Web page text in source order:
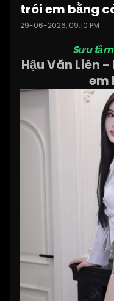
trói em bằng
29-06-2026, 09:10 PM
Sưu
Hậu Văn Liên
em